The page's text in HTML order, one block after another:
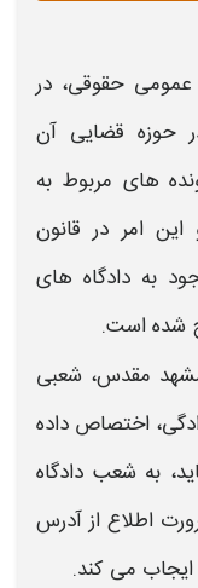
حقوقی، در
حوزه قضایی آن
های مربوط به
امر در قانون
به دادگاه های
مقدس، شعبی
اختصاص داده
به شعب دادگاه
اطلاع ازآدرس
ایجاب می کند.